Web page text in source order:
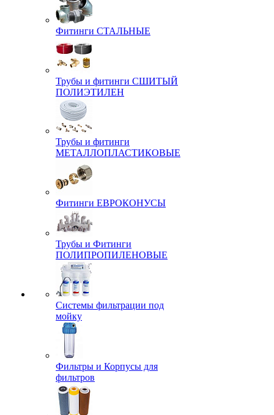
Фитинги СТАЛЬНЫЕ
Трубы и фитинги СШИТЫЙ
ПОЛИЭТИЛЕН
Трубы и фитинги
МЕТАЛЛОПЛАСТИКОВЫЕ
Фитинги ЕВРОКОНУСЫ
Трубы и Фитинги
ПОЛИПРОПИЛЕНОВЫЕ
Системы фильтрации под
мойку
Фильтры и Корпусы для
фильтров